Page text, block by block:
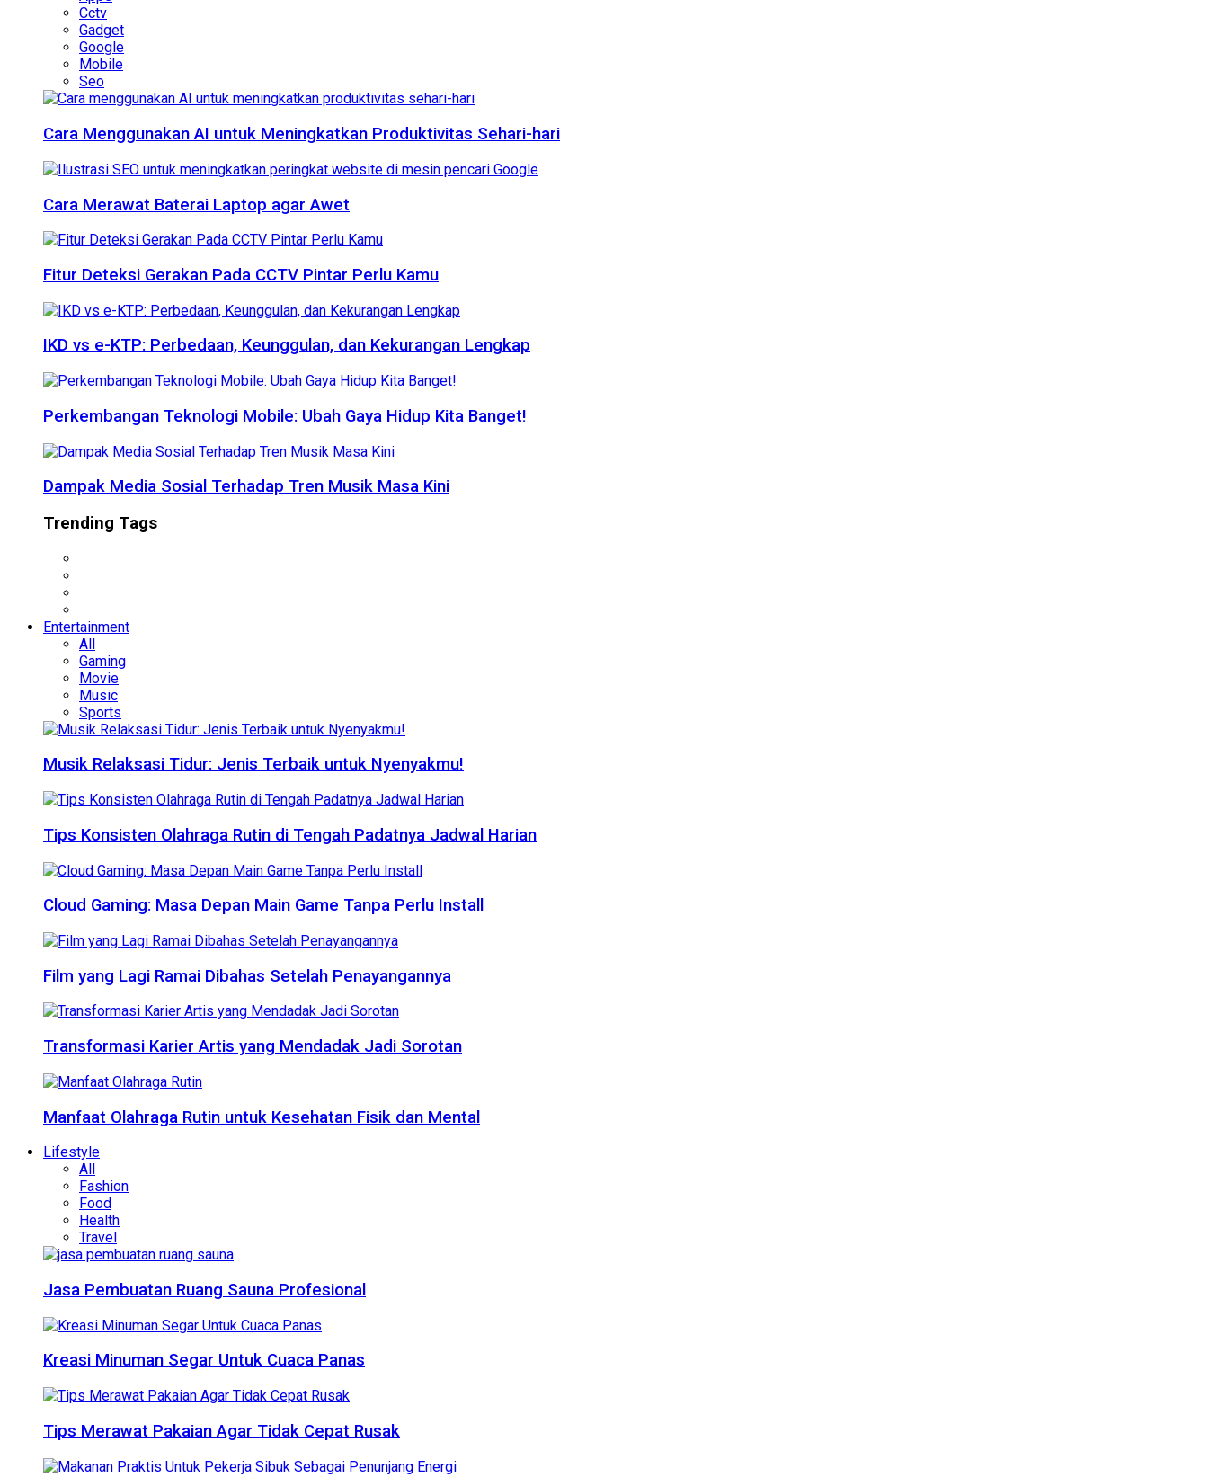
Cctv
Gadget
Google
Mobile
Seo
Cara Menggunakan AI untuk Meningkatkan Produktivitas Sehari-hari
Cara Merawat Baterai Laptop agar Awet
Fitur Deteksi Gerakan Pada CCTV Pintar Perlu Kamu
IKD vs e-KTP: Perbedaan, Keunggulan, dan Kekurangan Lengkap
Perkembangan Teknologi Mobile: Ubah Gaya Hidup Kita Banget!
Dampak Media Sosial Terhadap Tren Musik Masa Kini
Trending Tags
Entertainment
All
Gaming
Movie
Music
Sports
Musik Relaksasi Tidur: Jenis Terbaik untuk Nyenyakmu!
Tips Konsisten Olahraga Rutin di Tengah Padatnya Jadwal Harian
Cloud Gaming: Masa Depan Main Game Tanpa Perlu Install
Film yang Lagi Ramai Dibahas Setelah Penayangannya
Transformasi Karier Artis yang Mendadak Jadi Sorotan
Manfaat Olahraga Rutin untuk Kesehatan Fisik dan Mental
Lifestyle
All
Fashion
Food
Health
Travel
Jasa Pembuatan Ruang Sauna Profesional
Kreasi Minuman Segar Untuk Cuaca Panas
Tips Merawat Pakaian Agar Tidak Cepat Rusak